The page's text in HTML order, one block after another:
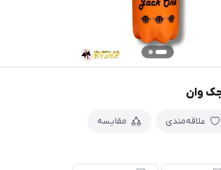
علاقه‌مندی مقایسه